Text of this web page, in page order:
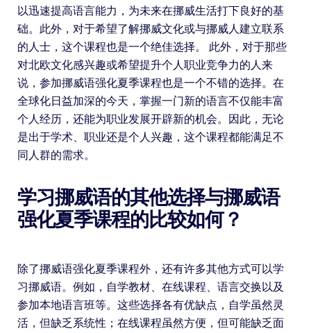
以迅速提高语言能力，为未来在挪威生活打下良好的基
础。此外，对于希望了解挪威文化或与挪威人建立联系
的人士，这个课程也是一个绝佳选择。 此外，对于那些
对北欧文化感兴趣或希望提升个人职业竞争力的人来
说，参加挪威语强化夏季课程也是一个不错的选择。在
全球化日益加深的今天，掌握一门新的语言不仅能丰富
个人经历，还能为职业发展开辟新的机会。因此，无论
是出于学术、职业还是个人兴趣，这个课程都能满足不
同人群的需求。
学习挪威语的其他选择与挪威语
强化夏季课程的比较如何？
除了挪威语强化夏季课程外，还有许多其他方式可以学
习挪威语。例如，自学教材、在线课程、语言交换以及
参加本地语言班等。这些选择各有优缺点，自学虽然灵
活，但缺乏系统性；在线课程虽然方便，但可能缺乏面